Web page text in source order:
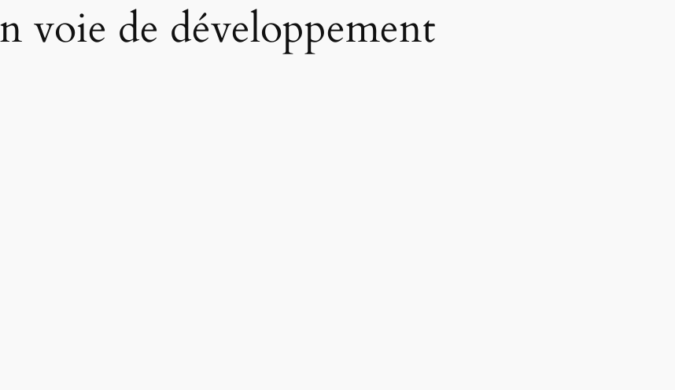
voie de développement